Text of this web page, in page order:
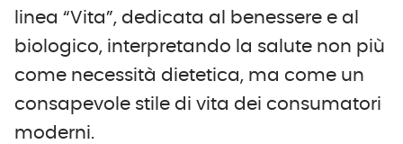
linea “Vita”, dedicata al benessere e al
biologico, interpretando la salute non più
come necessità dietetica, ma come un
consapevole stile di vita dei consumatori
moderni.